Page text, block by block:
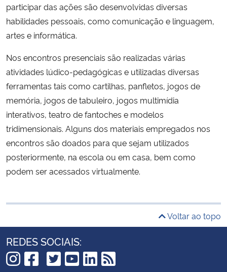
participar das ações são desenvolvidas diversas
habilidades pessoais, como comunicação e linguagem,
artes e informática.
Nos encontros presenciais são realizadas várias
atividades lúdico-pedagógicas e utilizadas diversas
ferramentas tais como cartilhas, panfletos, jogos de
memória, jogos de tabuleiro, jogos multimídia
interativos, teatro de fantoches e modelos
tridimensionais. Alguns dos materiais empregados nos
encontros são doados para que sejam utilizados
posteriormente, na escola ou em casa, bem como
podem ser acessados virtualmente.
Voltar ao topo
REDES SOCIAIS: